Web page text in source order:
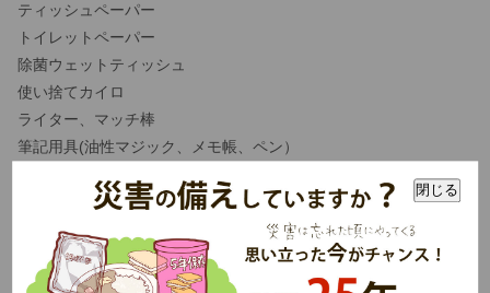
ティッシュペーパー
トイレットペーパー
除菌ウェットティッシュ
使い捨てカイロ
ライター、マッチ棒
筆記用具(油性マジック、メモ帳、ペン）
乾電池
現金・小銭
地図
閉じる